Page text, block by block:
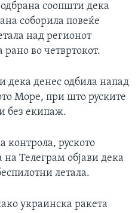
соопшти дека
соборила повеќе
над регионот
рано во четвртокот.
дека денес одбила напад
Море, при што руските
без екипаж.
контрола, руското
Телеграм објави дека
летала.
украинска ракета